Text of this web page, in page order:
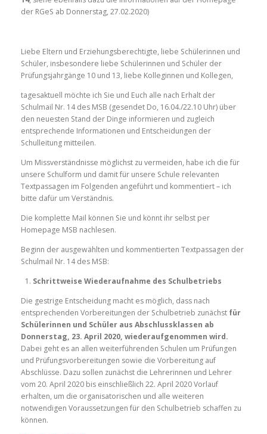
der RGeS ab Donnerstag, 27.02.2020)
Liebe Eltern und Erziehungsberechtigte, liebe Schülerinnen und
Schüler, insbesondere liebe Schülerinnen und Schüler der
Prüfungsjahrgänge 10 und 13, liebe Kolleginnen und Kollegen,
tagesaktuell möchte ich Sie und Euch alle nach Erhalt der
Schulmail Nr. 14 des MSB (gesendet Do, 16.04./22.10 Uhr) über
den neuesten Stand der Dinge informieren und zugleich
entsprechende Informationen und Entscheidungen der
Schulleitung mitteilen.
Um Missverständnisse möglichst zu vermeiden, habe ich die für
unsere Schulform und damit für unsere Schule relevanten
Textpassagen im Folgenden angeführt und kommentiert – ich
bitte dafür um Verständnis.
Die komplette Mail können Sie und könnt ihr selbst per
Homepage MSB nachlesen.
Beginn der ausgewählten und kommentierten Textpassagen der
Schulmail Nr. 14 des MSB:
Schrittweise Wiederaufnahme des Schulbetriebs
Die gestrige Entscheidung macht es möglich, dass nach
entsprechenden Vorbereitungen der Schulbetrieb zunächst für
Schülerinnen und Schüler aus Abschlussklassen ab
Donnerstag, 23. April 2020, wiederaufgenommen wird.
Dabei geht es an allen weiterführenden Schulen um Prüfungen
und Prüfungsvorbereitungen sowie die Vorbereitung auf
Abschlüsse. Dazu sollen zunächst die Lehrerinnen und Lehrer
vom 20. April 2020 bis einschließlich 22. April 2020 Vorlauf
erhalten, um die organisatorischen und alle weiteren
notwendigen Voraussetzungen für den Schulbetrieb schaffen zu
können.